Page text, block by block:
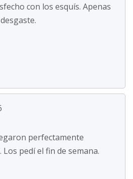
con los esquís. Apenas
perfectamente
pedí el fin de semana.